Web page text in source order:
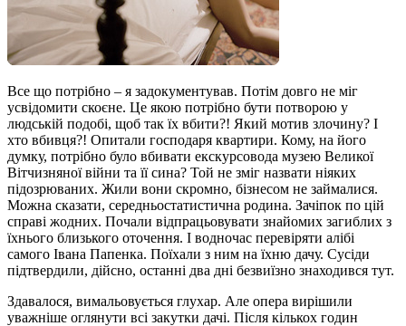
Все що потрібно – я задокументував. Потім довго не міг
усвідомити скоєне. Це якою потрібно бути потворою у
людській подобі, щоб так їх вбити?! Який мотив злочину? І
хто вбивця?! Опитали господаря квартири. Кому, на його
думку, потрібно було вбивати екскурсовода музею Великої
Вітчизняної війни та її сина? Той не зміг назвати ніяких
підозрюваних. Жили вони скромно, бізнесом не займалися.
Можна сказати, середньостатистична родина. Зачіпок по цій
справі жодних. Почали відпрацьовувати знайомих загиблих з
їхнього близького оточення. І водночас перевіряти алібі
самого Івана Папенка. Поїхали з ним на їхню дачу. Сусіди
підтвердили, дійсно, останні два дні безвиїзно знаходився тут.
Здавалося, вимальовується глухар. Але опера вирішили
уважніше оглянути всі закутки дачі. Після кількох годин